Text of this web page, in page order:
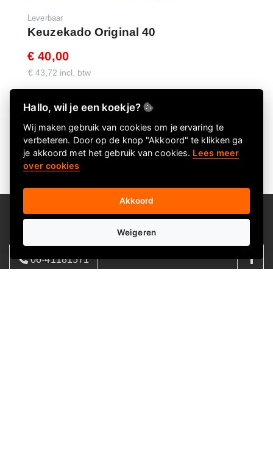
Leverbaar
Keuzekado Original 40
€ 40,00
€ 43,72 incl. btw
Over XGifts
Kerstpakketten die een grote glimlach op de gezichten tovert.
Daar doen we het voor. Je vindt hier de allerleukste
06-41181571
Hallo, wil je een koekje?
Wij maken gebruik van cookies om je ervaring te
verbeteren. Door op de knop "Akkoord" te klikken ga
je akkoord met het gebruik van cookies. Lees meer
over cookies
Akkoord
Weigeren